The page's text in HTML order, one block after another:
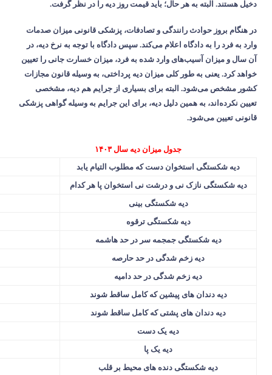
دخیل هستند. البته به هر حال؛ باید قیمت روز دیه را در نظر گرفت.
در هنگام بروز حوادث رانندگی و تصادفات، پزشکی قانونی میزان صدمات
وارد به فرد را به دادگاه اعلام می‌کند. سپس دادگاه با توجه به نرخ دیه، در
آن سال و میزان آسیب‌های وارد شده به فرد، میزان خسارت جانی را تعیین
خواهد کرد. یعنی به طور کلی میزان دیه پرداختی، به وسیله قانون مجازات
کشور مشخص می‌شود. البته برای بسیاری از جرایم هم دیه، مشخصی
تعیین نکرده‌اند، به همین دلیل دیه، برای این جرایم به وسیله گواهی پزشکی
قانونی تعیین می‌شود.
جدول میزان دیه سال۱۴۰۳
دیه شکستگی استخوان دست که مطلوب التیام یابد
دیه شکستگی نازک نی و درشت نی استخوان پا هر کدام
دیه شکستگی بینی
دیه شکستگی ترقوه
دیه شکستگی جمجمه سر در حد هاشمه
دیه زخم شدگی در حد حارصه
دیه زخم شدگی در حد دامیه
دیه دندان های پیشین که کامل ساقط شوند
دیه دندان های پشتی که کامل ساقط شوند
دیه یک دست
دیه یک پا
دیه شکستگی دنده های محیط بر قلب